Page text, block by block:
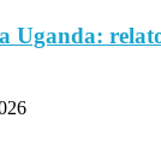
Uganda: